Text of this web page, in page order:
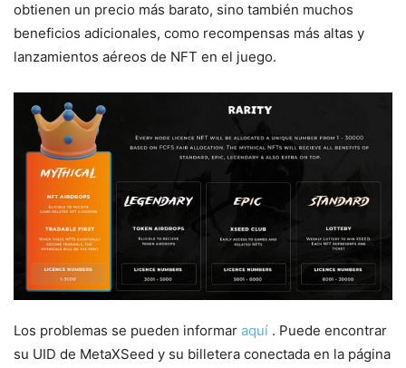
obtienen un precio más barato, sino también muchos
beneficios adicionales, como recompensas más altas y
lanzamientos aéreos de NFT en el juego.
Los problemas se pueden informar aquí . Puede encontrar
su UID de MetaXSeed y su billetera conectada en la página